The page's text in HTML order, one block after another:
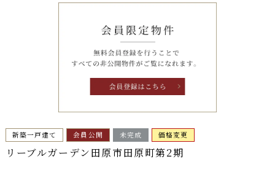
新築一戸建て 会員公開 未完成 価格変更
リーブルガーデン田原市田原町第2期